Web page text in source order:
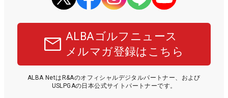
ALBAゴルフニュース
メルマガ登録はこちら
ALBA NetはR&Aのオフィシャルデジタルパートナー、および
USLPGAの日本公式サイトパートナーです。